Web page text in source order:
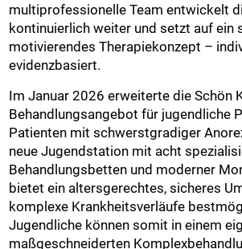
multiprofessionelle Team entwickelt
kontinuierlich weiter und setzt auf ein
motivierendes Therapiekonzept –
evidenzbasiert.
Im Januar 2026 erweiterte die Schön
Behandlungsangebot für jugendliche
Patienten mit schwerstgradiger
neue Jugendstation mit acht
Behandlungsbetten und moderner
bietet ein altersgerechtes, sicheres
komplexe Krankheitsverläufe
Jugendliche können somit in einem
maßgeschneiderten